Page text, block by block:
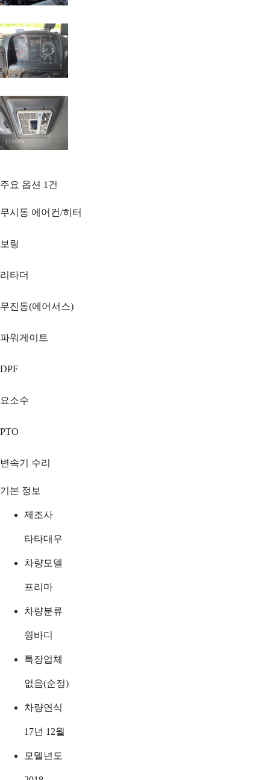
주요 옵션 1 건
무시동 에어컨/히터
보링
리타더
무진동(에어서스)
파워게이트
DPF
요소수
PTO
변속기 수리
기본 정보
제조사
타타대우
차량모델
프리마
차량분류
윙바디
특장업체
없음(순정)
차량연식
17년 12월
모델년도